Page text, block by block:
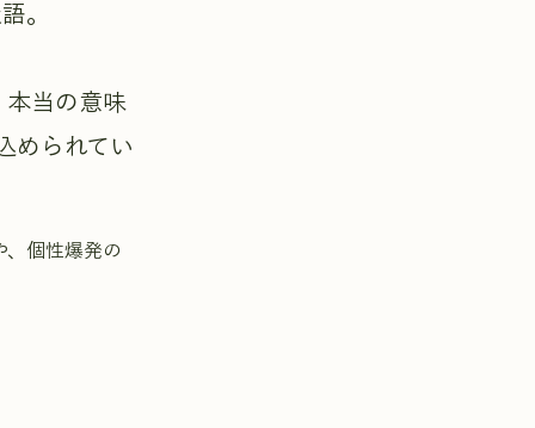
。
当の意味
められてい
個性爆発の